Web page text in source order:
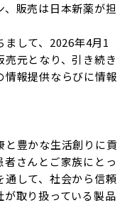
販売は日本新薬が担
して、2026年4月1
元となり、引き続き
情報提供ならびに情報
と豊かな生活創りに貢
さんとご家族にとっ
通して、社会から信頼
が取り扱っている製品